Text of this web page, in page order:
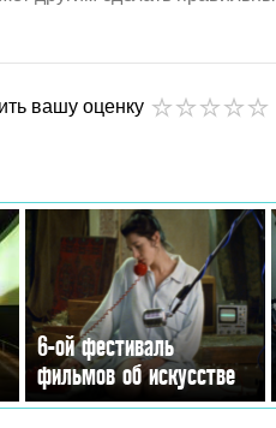
вашу оценку
6-ой фестиваль
фильмов об искусстве